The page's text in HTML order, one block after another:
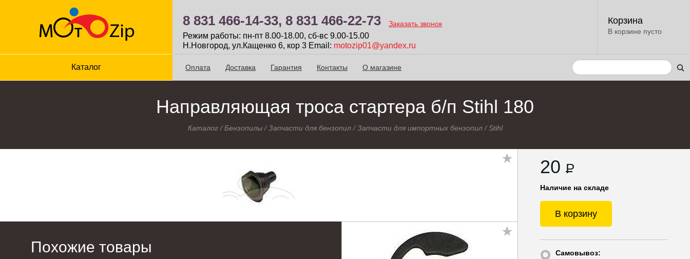
8 831 466-14-33, 8 831 466-22-73 Заказать звонок
Режим работы: пн-пт 8.00-18.00, сб-вc 9.00-15.00
Н.Новгород, ул.Кащенко 6, кор 3 Email: motozip01@yandex.ru
Корзина
В корзине пусто
Каталог Оплата Доставка Гарантия Контакты О магазине
Направляющая троса стартера б/п Stihl 180
Каталог/Бензопилы/Запчасти для бензопил/Запчасти для импортных бензопил/Stihl
20 P
Наличие на складе
В корзину
Самовывоз:
Похожие товары